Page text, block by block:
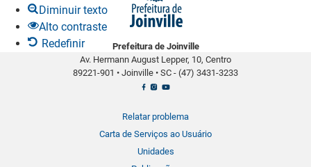
Prefeitura de Joinville
Av. Hermann August Lepper, 10, Centro
89221-901 • Joinville • SC - (47) 3431-3233
Relatar problema
Carta de Serviços ao Usuário
Unidades
Diminuir texto
Alto contraste
Redefinir